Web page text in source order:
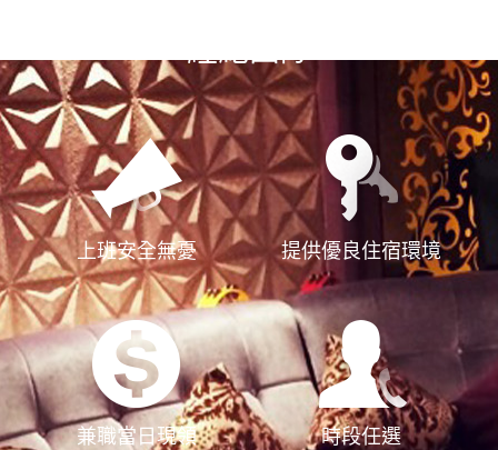
經紀團隊
上班安全無憂 提供優良住宿環境
兼職當日現領 時段任選